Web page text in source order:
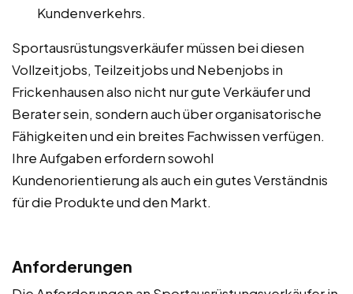
Kundenverkehrs.
Sportausrüstungsverkäufer müssen bei diesen
Vollzeitjobs, Teilzeitjobs und Nebenjobs in
Frickenhausen also nicht nur gute Verkäufer und
Berater sein, sondern auch über organisatorische
Fähigkeiten und ein breites Fachwissen verfügen.
Ihre Aufgaben erfordern sowohl
Kundenorientierung als auch ein gutes Verständnis
für die Produkte und den Markt.
Anforderungen